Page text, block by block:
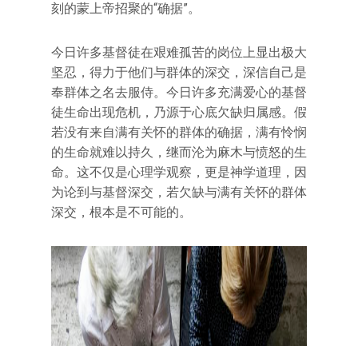
刻的蒙上帝招聚的“确据”。
今日许多基督徒在艰难孤苦的岗位上显出极大
坚忍，得力于他们与群体的深交，深信自己是
奉群体之名去服侍。今日许多充满爱心的基督
徒生命出现危机，乃源于心底欠缺归属感。假
若没有来自满有关怀的群体的确据，满有怜悯
的生命就难以持久，继而沦为麻木与愤怒的生
命。这不仅是心理学观察，更是神学道理，因
为论到与基督深交，若欠缺与满有关怀的群体
深交，根本是不可能的。